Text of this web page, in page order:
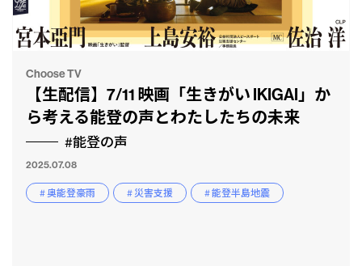
Choose TV
【生配信】7/11 映画「生きがい IKIGAI」か
ら考える能登の声とわたしたちの未来
#能登の声
2025.07.08
# 奥能登豪雨 # 災害支援 # 能登半島地震